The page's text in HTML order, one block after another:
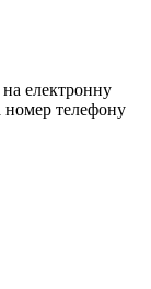
електронну
номер телефону